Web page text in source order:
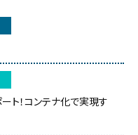
！コンテナ化で実現す